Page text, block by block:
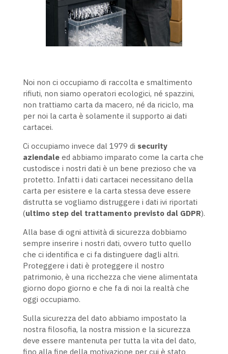
Noi non ci occupiamo di raccolta e smaltimento
rifiuti, non siamo operatori ecologici, né spazzini,
non trattiamo carta da macero, né da riciclo, ma
per noi la carta è solamente il supporto ai dati
cartacei.
Ci occupiamo invece dal 1979 di security
aziendaleed abbiamo imparato come la carta che
custodisce i nostri dati è un bene prezioso che va
protetto. Infatti i dati cartacei necessitano della
carta per esistere e la carta stessa deve essere
distrutta se vogliamo distruggere i dati ivi riportati
(ultimo step del trattamento previsto dal GDPR).
Alla base di ogni attività di sicurezza dobbiamo
sempre inserire i nostri dati, ovvero tutto quello
che ci identifica e ci fa distinguere dagli altri.
Proteggere i dati è proteggere il nostro
patrimonio, è una ricchezza che viene alimentata
giorno dopo giorno e che fa di noi la realtà che
oggi occupiamo.
Sulla sicurezza del dato abbiamo impostato la
nostra filosofia, la nostra mission e la sicurezza
deve essere mantenuta per tutta la vita del dato,
fino alla fine della motivazione per cui è stato